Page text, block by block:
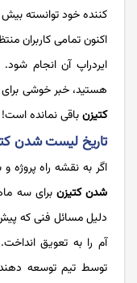
کننده خود توانسته بیش از 30 میلیون کاربر
اکنون تمامی کاربران
ایردراپ آن انجام شود.
هستید، خبر خوشی برای
کتیزنباقی نمانده است!
تاریخ لیست شدن
اگر به نقشه راه پروژه
شدن کتیزن
دلیل مسائل فنی که
آم را به تعویق